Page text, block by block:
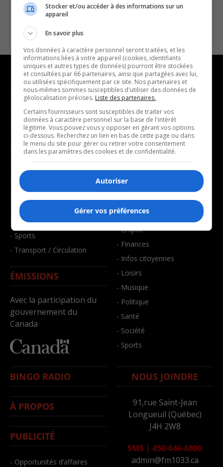
NOUVELLES
- Affaires municipales
- Communauté / Social
- Culture
- Économie
- Éducation
- Environnement
- Faits divers
- Santé et bien-être
- Sports
- Transport / Circulation
ÉMISSIONS
Avec la participation du
gouvernement du
Canada
MUSIQUE
- Décompte franco
- Joué récemment
BALADOS
- Affaires
- Art de vivre
- Bien-être
- Emploi
- Finances
- Infos citoyennes
- Loisirs
- Musique
- Politique
- Santé
- Société
- Sports
BINGO RADIO
À PROPOS
PUBLICITÉ
- Opportunités d’affaires
NOUS JOINDRE
91,rue Saint-Jean
Longueuil (Québec)
J4H 2W8
SMS | 450-646-6800
admin@fm1033.ca
Stocker et/ou accéder à des informations sur un
appareil
En savoir plus
Vos données à caractère personnel seront traitées, et les
informations liées à votre appareil (cookies, identifiants
uniques et autres types de données) pourront être stockées
et consultées par 66 partenaires, ainsi que partagées avec lui,
ou utilisées spécifiquement par ce site. Nos partenaires et
nous-mêmes sommes susceptibles d'utiliser des données de
géolocalisation précises. Liste des partenaires.
Certains fournisseurs sont susceptibles de traiter vos
données à caractère personnel sur la base de l'intérêt
légitime. Vous pouvez vous y opposer en gérant vos options
ci-dessous. Recherchez un lien en bas de cette page ou dans
le menu du site pour gérer ou retirer votre consentement
dans les paramètres des cookies et de confidentialité.
Autoriser
Gérer vos préférences